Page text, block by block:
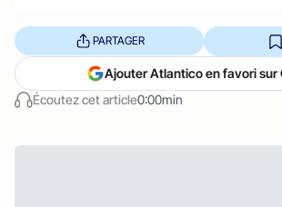
Écoutez cet article0:00min
PARTAGER
Ajouter Atlantico en favori sur